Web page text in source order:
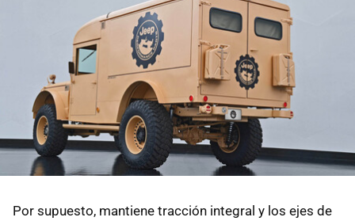
Por supuesto, mantiene tracción integral y los ejes de